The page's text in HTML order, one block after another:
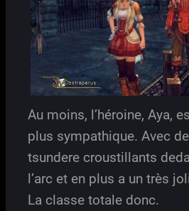
Au moins, l’héroine, Aya,
plus sympathique. Avec
tsundere croustillants
l’arc et en plus a un très
La classe totale donc.